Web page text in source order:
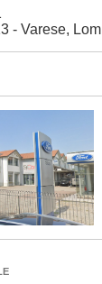
- Varese,